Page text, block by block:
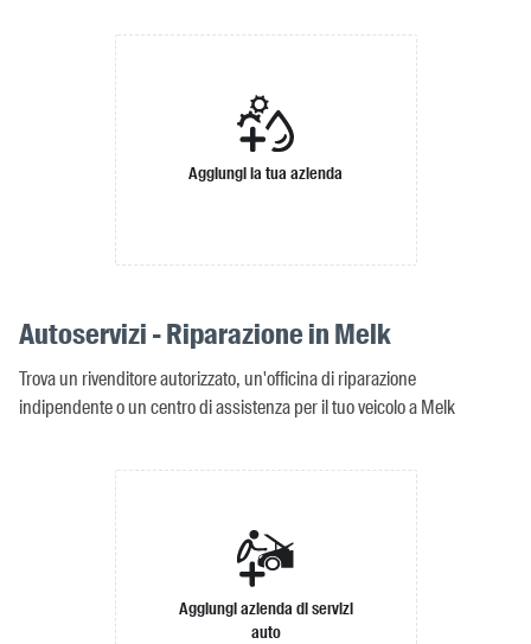
Aggiungi la tua azienda
Autoservizi - Riparazione in Melk
Trova un rivenditore autorizzato, un'officina di riparazione
indipendente o un centro di assistenza per il tuo veicolo a Melk
Aggiungi azienda di servizi
auto